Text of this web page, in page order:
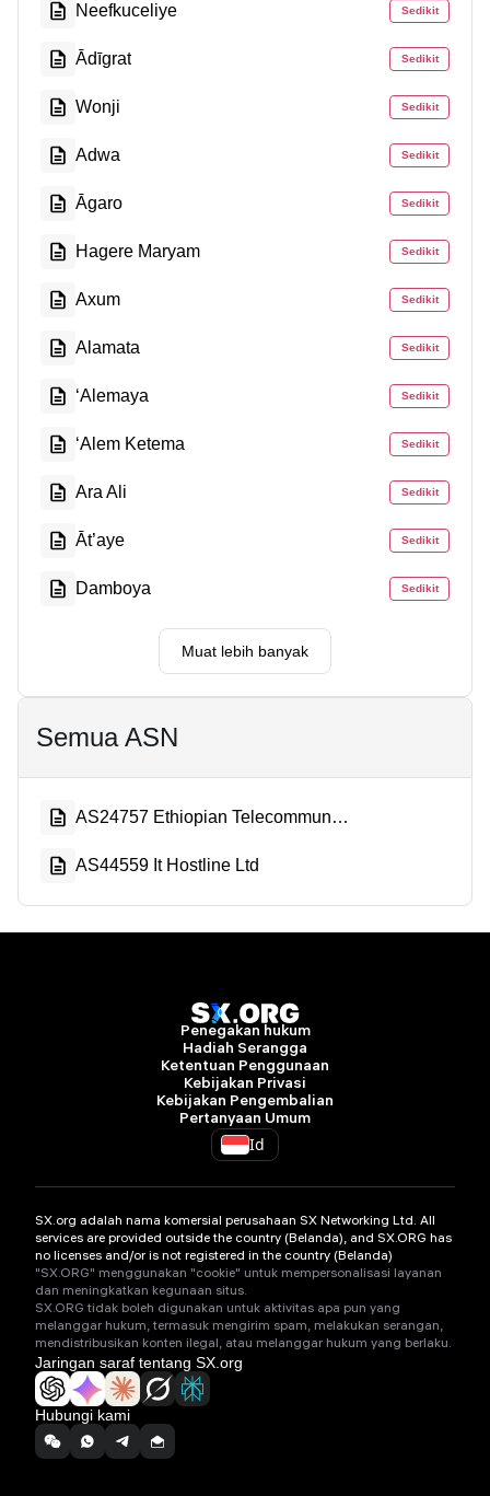
Neefkuceliye Sedikit
Ādīgrat Sedikit
Wonji Sedikit
Adwa Sedikit
Āgaro Sedikit
Hagere Maryam Sedikit
Axum Sedikit
Alamata Sedikit
‘Alemaya Sedikit
‘Alem Ketema Sedikit
Ara Ali Sedikit
Āt’aye Sedikit
Damboya Sedikit
Muat lebih banyak
Semua ASN
AS24757 Ethiopian Telecommunication Corporation
AS44559 It Hostline Ltd
Penegakan hukum
Hadiah Serangga
Ketentuan Penggunaan
Kebijakan Privasi
Kebijakan Pengembalian
Pertanyaan Umum
Id
SX.org adalah nama komersial perusahaan SX Networking Ltd. All
services are provided outside the country (Belanda), and SX.ORG has
no licenses and/or is not registered in the country (Belanda)
"SX.ORG" menggunakan "cookie" untuk mempersonalisasi layanan
dan meningkatkan kegunaan situs.
SX.ORG tidak boleh digunakan untuk aktivitas apa pun yang
melanggar hukum, termasuk mengirim spam, melakukan serangan,
mendistribusikan konten ilegal, atau melanggar hukum yang berlaku.
Jaringan saraf tentang SX.org
Hubungi kami